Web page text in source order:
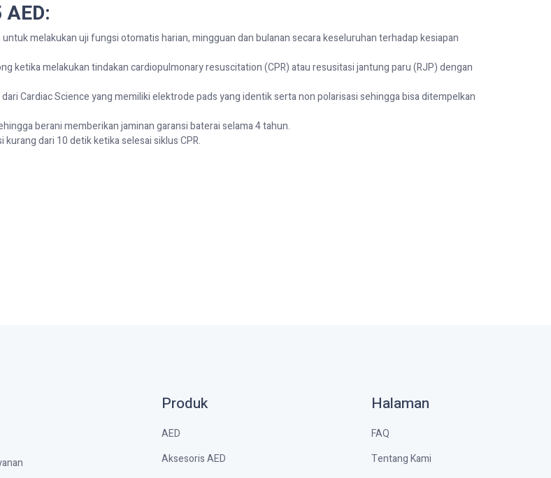
melakukan uji fungsi otomatis harian, mingguan dan bulanan secara keseluruhan terhadap kesiapan
ketika melakukan tindakan cardiopulmonary resuscitation (CPR) atau resusitasi jantung paru (RJP) dengan
Cardiac Science yang memiliki elektrode pads yang identik serta non polarisasi sehingga bisa ditempelkan
berani memberikan jaminan garansi baterai selama 4 tahun.
dari 10 detik ketika selesai siklus CPR.
Produk
AED
Aksesoris AED
Halaman
FAQ
Tentang Kami